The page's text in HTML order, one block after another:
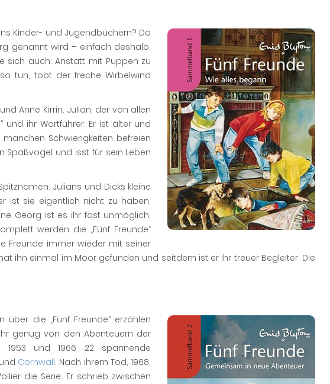
Kinder- und Jugendbüchern? Da
genannt wird – einfach deshalb,
sich auch: Anstatt mit Puppen zu
tun, tobt der freche Wirbelwind
Anne Kirrin. Julian, der von allen
und ihr Wortführer. Er ist älter und
Schwierigkeiten befreien
Spaßvogel und isst für sein Leben
Julians und Dicks kleine
ist sie eigentlich nicht zu haben,
Georg ist es ihr fast unmöglich,
werden die „Fünf Freunde“
Freunde immer wieder mit seiner
ihn einmal im Moor gefunden und seitdem ist er ihr treuer Begleiter. Die
über die „Fünf Freunde“ erzählen
genug von den Abenteuern der
und 1966 22 spannende
Cornwall. Nach ihrem Tod, 1968,
die Serie. Er schrieb zwischen